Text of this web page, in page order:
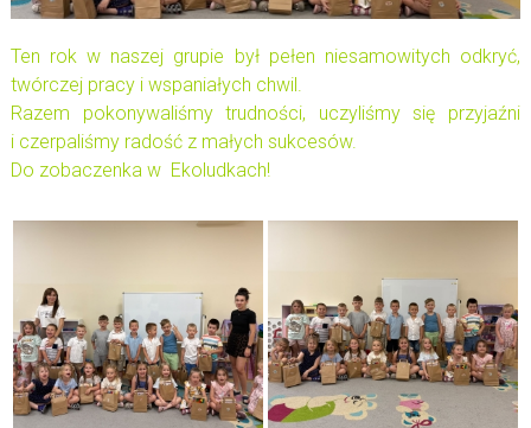
Ten rok w naszej grupie był pełen niesamowitych odkryć,
twórczej pracy i wspaniałych chwil.
Razem pokonywaliśmy trudności, uczyliśmy się przyjaźni
i czerpaliśmy radość z małych sukcesów.
Do zobaczenka w Ekoludkach!